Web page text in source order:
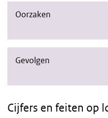
Oorzaken
Gevolgen
Cijfers en feiten op